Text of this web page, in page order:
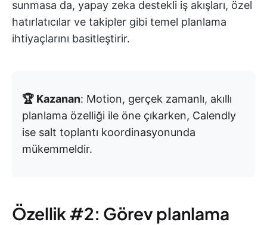
sunmasa da, yapay zeka destekli iş akışları, özel
hatırlatıcılar ve takipler gibi temel planlama
ihtiyaçlarını basitleştirir.
🏆 Kazanan: Motion, gerçek zamanlı, akıllı
planlama özelliği ile öne çıkarken, Calendly
ise salt toplantı koordinasyonunda
mükemmeldir.
Özellik #2: Görev planlama